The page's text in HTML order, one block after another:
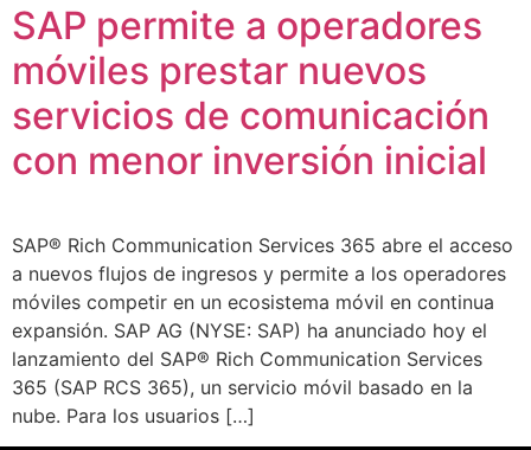
SAP permite a operadores
móviles prestar nuevos
servicios de comunicación
con menor inversión inicial
SAP® Rich Communication Services 365 abre el acceso
a nuevos flujos de ingresos y permite a los operadores
móviles competir en un ecosistema móvil en continua
expansión. SAP AG (NYSE: SAP) ha anunciado hoy el
lanzamiento del SAP® Rich Communication Services
365 (SAP RCS 365), un servicio móvil basado en la
nube. Para los usuarios […]